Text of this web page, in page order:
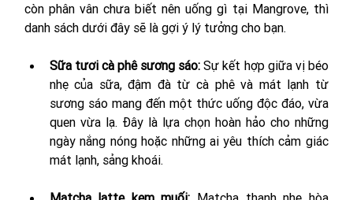
còn phân vân chưa biết nên uống gì tại Mangrove, thì
danh sách dưới đây sẽ là gợi ý lý tưởng cho bạn.
Sữa tươi cà phê sương sáo: Sự kết hợp giữa vị béo
nhẹ của sữa, đậm đà từ cà phê và mát lạnh từ
sương sáo mang đến một thức uống độc đáo, vừa
quen vừa lạ. Đây là lựa chọn hoàn hảo cho những
ngày nắng nóng hoặc những ai yêu thích cảm giác
mát lạnh, sảng khoái.